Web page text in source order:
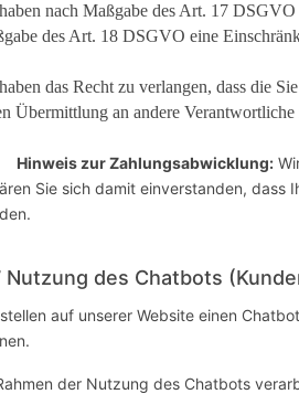
nach Maßgabe des Art. 17
des Art. 18 DSGVO eine
das Recht zu verlangen, dass die
Übermittlung an andere
Hinweis zur Zahlungsabwicklung:
Sie sich damit einverstanden, dass
Nutzung des Chatbots
auf unserer Website einen
der Nutzung des Chatbots